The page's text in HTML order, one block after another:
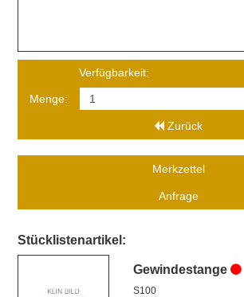
Verfügbarkeit:
Menge:
Zurück
Merkzettel
Anfrage
Stücklistenartikel:
Gewindestange
S100